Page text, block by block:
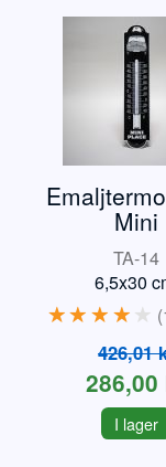
Mini
TA-14
6,5x30
426,01
286,00
I lager